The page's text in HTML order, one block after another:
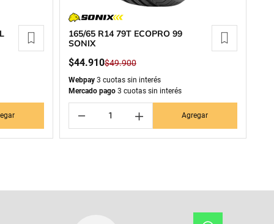
165/65 R14 79T ECOPRO 99
SONIX
$44.910$49.900
Webpay3 cuotas sin interés
Mercado pago3 cuotas sin interés
＋
－ Agregar